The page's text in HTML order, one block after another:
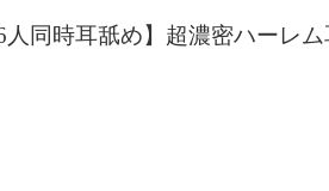
同時耳舐め】超濃密ハーレ